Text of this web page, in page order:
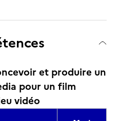
et produire un
pour un film
vidéo